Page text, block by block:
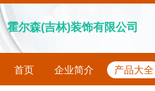
霍尔森(吉林)装饰有限公司
首页 企业简介 产品大全